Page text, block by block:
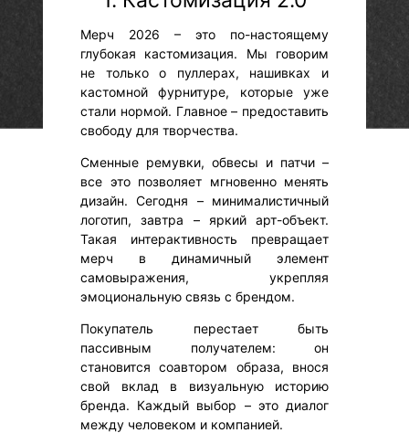
Мерч 2026 – это по-настоящему
глубокая кастомизация. Мы говорим
не только о пуллерах, нашивках и
кастомной фурнитуре, которые уже
стали нормой. Главное – предоставить
свободу для творчества.
Сменные ремувки, обвесы и патчи –
все это позволяет мгновенно менять
дизайн. Сегодня – минималистичный
логотип, завтра – яркий арт-объект.
Такая интерактивность превращает
мерч в динамичный элемент
самовыражения, укрепляя
эмоциональную связь с брендом.
Покупатель перестает быть
пассивным получателем: он
становится соавтором образа, внося
свой вклад в визуальную историю
бренда. Каждый выбор – это диалог
между человеком и компанией.